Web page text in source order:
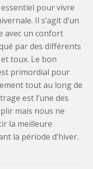
pour vivre
Il s’agit d’un
avec un confort
par des différents
toux. Le bon
primordial pour
tout au long de
est l’une des
mais nous ne
la meilleure
la période d’hiver.